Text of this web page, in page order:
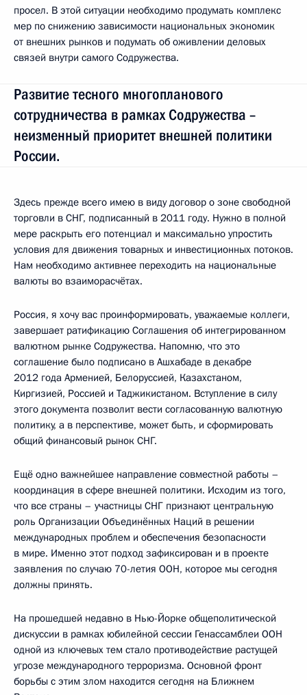
просел. В этой ситуации необходимо продумать комплекс
мер по снижению зависимости национальных экономик
от внешних рынков и подумать об оживлении деловых
связей внутри самого Содружества.
Развитие тесного многопланового
сотрудничества в рамках Содружества –
неизменный приоритет внешней политики
России.
Здесь прежде всего имею в виду договор о зоне свободной
торговли в СНГ, подписанный в 2011 году. Нужно в полной
мере раскрыть его потенциал и максимально упростить
условия для движения товарных и инвестиционных потоков.
Нам необходимо активнее переходить на национальные
валюты во взаиморасчётах.
Россия, я хочу вас проинформировать, уважаемые коллеги,
завершает ратификацию Соглашения об интегрированном
валютном рынке Содружества. Напомню, что это
соглашение было подписано в Ашхабаде в декабре
2012 года Арменией, Белоруссией, Казахстаном,
Киргизией, Россией и Таджикистаном. Вступление в силу
этого документа позволит вести согласованную валютную
политику, а в перспективе, может быть, и сформировать
общий финансовый рынок СНГ.
Ещё одно важнейшее направление совместной работы –
координация в сфере внешней политики. Исходим из того,
что все страны – участницы СНГ признают центральную
роль Организации Объединённых Наций в решении
международных проблем и обеспечения безопасности
в мире. Именно этот подход зафиксирован и в проекте
заявления по случаю 70-летия ООН, которое мы сегодня
должны принять.
На прошедшей недавно в Нью-Йорке общеполитической
дискуссии в рамках юбилейной сессии Генассамблеи ООН
одной из ключевых тем стало противодействие растущей
угрозе международного терроризма. Основной фронт
борьбы с этим злом находится сегодня на Ближнем